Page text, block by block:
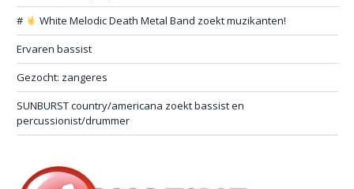
#
White Melodic Death Metal Band zoekt muzikanten!
Ervaren bassist
Gezocht: zangeres
SUNBURST country/americana zoekt bassist en
percussionist/drummer